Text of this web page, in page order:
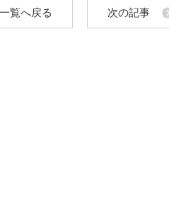
一覧へ戻る 次の記事